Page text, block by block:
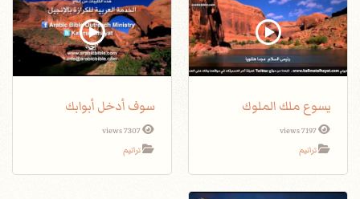
يسوع ملك الملوك
7197 views
ترانيم
سوف أدخل أبوابك
7307 views
ترانيم